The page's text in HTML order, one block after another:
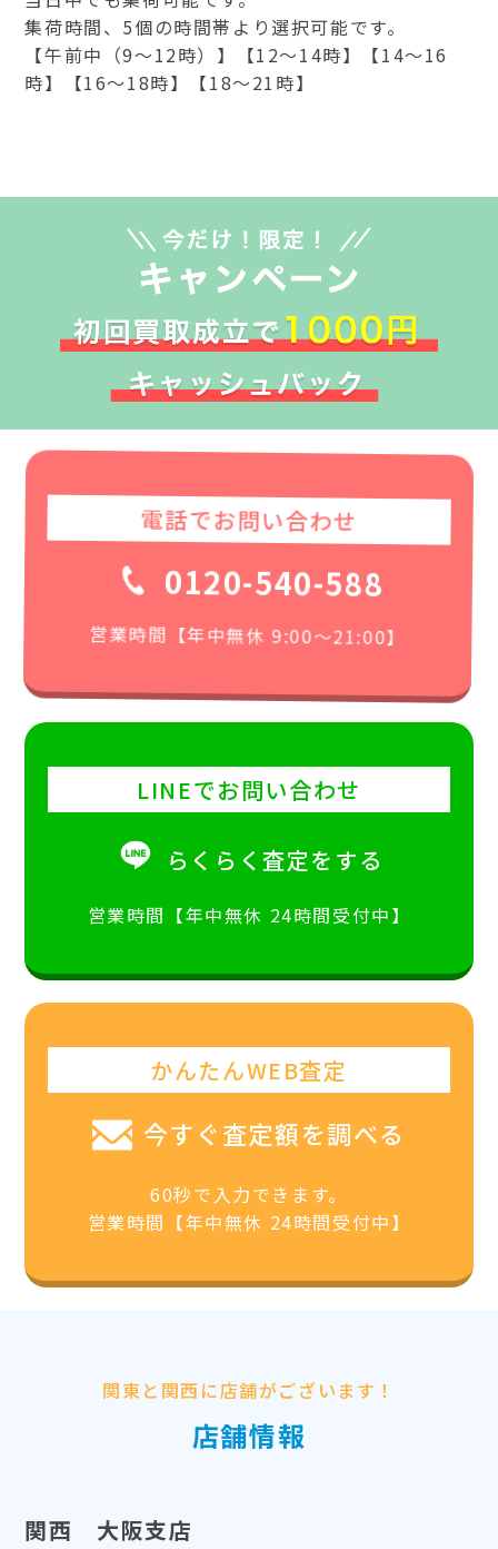
集荷時間、5個の時間帯より選択可能です。
【午前中（9～12時）】【12～14時】【14～16
時】【16～18時】【18～21時】
電話でお問い合わせ
0120-540-588
営業時間【年中無休 9:00〜21:00】
LINEでお問い合わせ
らくらく査定をする
営業時間【年中無休 24時間受付中】
かんたんWEB査定
今すぐ査定額を調べる
60秒で入力できます。
営業時間【年中無休 24時間受付中】
関東と関西に店舗がございます！
店舗情報
関西 大阪支店